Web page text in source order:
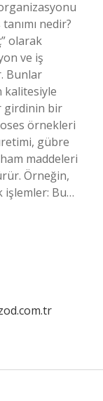
nedir?
olarak
ve iş
Bunlar
kalitesiyle
girdinin bir
örnekleri
gübre
maddeleri
Örneğin,
işlemler: Bu…